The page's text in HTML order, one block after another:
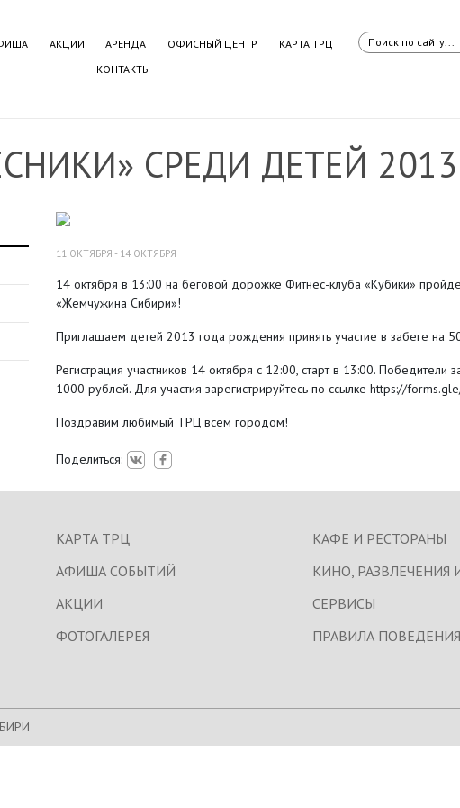
АКЦИИ АРЕНДА ОФИСНЫЙ ЦЕНТР
КАРТА ТРЦ
КОНТАКТЫ
СРЕДИ ДЕТЕЙ
11 ОКТЯБРЯ - 14 ОКТЯБРЯ
14 октября в 13:00 на беговой дорожке Фитнес-клуба «Кубики»
«Жемчужина Сибири»!
Приглашаем детей 2013 года рождения принять участие в забеге на
Регистрация участников 14 октября с 12:00, старт в 13:00.
1000 рублей. Для участия зарегистрируйтесь по ссылке https://
Поздравим любимый ТРЦ всем городом!
Поделиться:
КАРТА ТРЦ
АФИША СОБЫТИЙ
АКЦИИ
ФОТОГАЛЕРЕЯ
КАФЕ И РЕСТОРАНЫ
КИНО, РАЗВЛЕЧЕНИЯ
СЕРВИСЫ
ПРАВИЛА